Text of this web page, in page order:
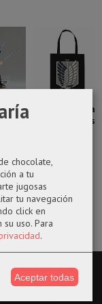
Bolsa tote bag
Ataque a los
12,90 €
chocolate,
a tu
jugosas
tu navegación
click en
su uso. Para
.
Aceptar todas